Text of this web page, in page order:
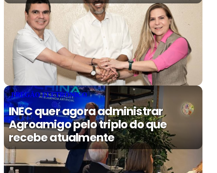
PREGÃO ELETRÔNICO
INEC quer agora administrar
Agroamigo pelo triplo do que
recebe atualmente